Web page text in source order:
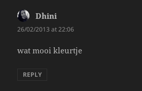
Dhini
26/02/2013 at 22:06
wat mooi kleurtje
REPLY